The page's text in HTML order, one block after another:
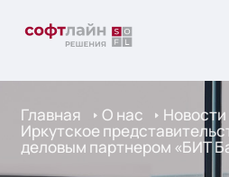
Главная О нас Новости
Иркутское
деловым партнером «БИТ